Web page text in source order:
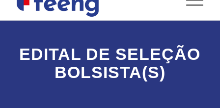
EDITAL DE SELEÇÃO
BOLSISTA(S)